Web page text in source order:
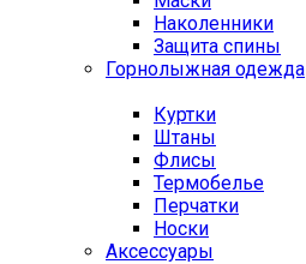
Наколенники
Защита спины
Горнолыжная одежда
Куртки
Штаны
Флисы
Термобелье
Перчатки
Носки
Аксессуары